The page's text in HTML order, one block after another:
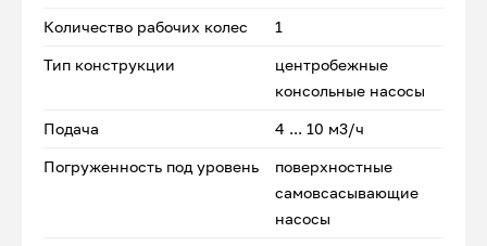
Количество рабочих колес 1
Тип конструкции
центробежные
консольные насосы
Подача 4 ... 10 м3/ч
Погруженность под уровень
поверхностные
самовсасывающие
насосы